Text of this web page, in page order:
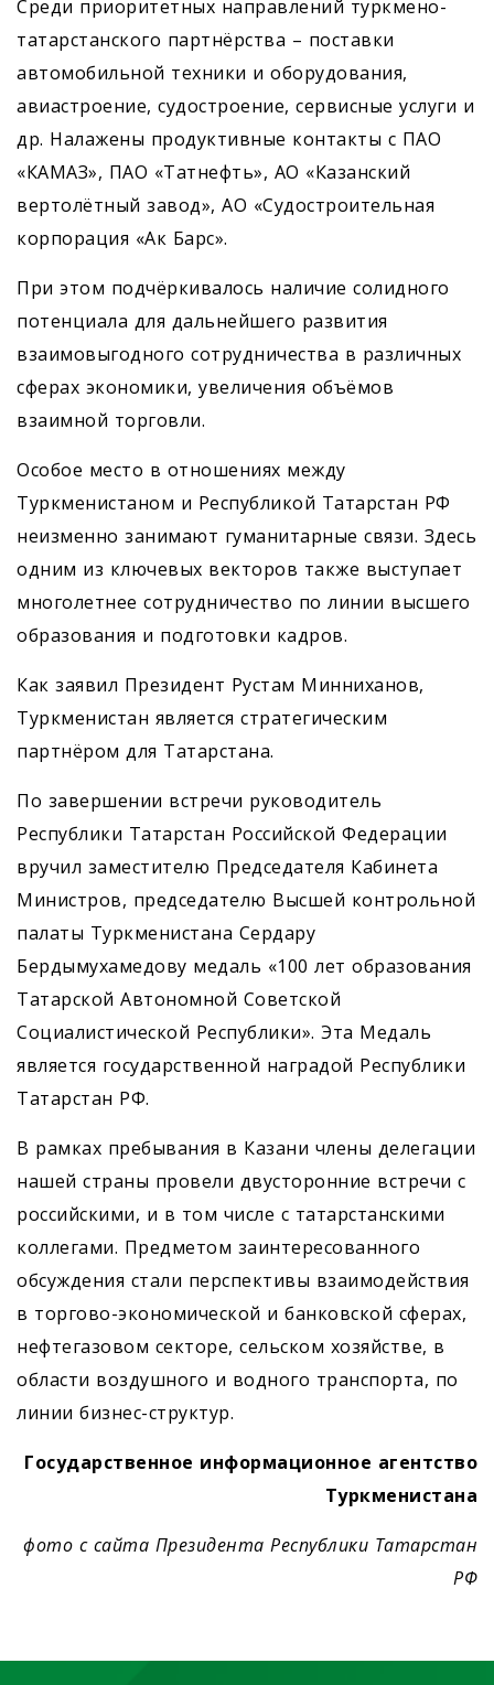
Среди приоритетных направлений туркмено-
татарстанского партнёрства – поставки
автомобильной техники и оборудования,
авиастроение, судостроение, сервисные услуги и
др. Налажены продуктивные контакты с ПАО
«КАМАЗ», ПАО «Татнефть», АО «Казанский
вертолётный завод», АО «Судостроительная
корпорация «Ак Барс».
При этом подчёркивалось наличие солидного
потенциала для дальнейшего развития
взаимовыгодного сотрудничества в различных
сферах экономики, увеличения объёмов
взаимной торговли.
Особое место в отношениях между
Туркменистаном и Республикой Татарстан РФ
неизменно занимают гуманитарные связи. Здесь
одним из ключевых векторов также выступает
многолетнее сотрудничество по линии высшего
образования и подготовки кадров.
Как заявил Президент Рустам Минниханов,
Туркменистан является стратегическим
партнёром для Татарстана.
По завершении встречи руководитель
Республики Татарстан Российской Федерации
вручил заместителю Председателя Кабинета
Министров, председателю Высшей контрольной
палаты Туркменистана Сердару
Бердымухамедову медаль «100 лет образования
Татарской Автономной Советской
Социалистической Республики». Эта Медаль
является государственной наградой Республики
Татарстан РФ.
В рамках пребывания в Казани члены делегации
нашей страны провели двусторонние встречи с
российскими, и в том числе с татарстанскими
коллегами. Предметом заинтересованного
обсуждения стали перспективы взаимодействия
в торгово-экономической и банковской сферах,
нефтегазовом секторе, сельском хозяйстве, в
области воздушного и водного транспорта, по
линии бизнес-структур.
Государственное информационное агентство
Туркменистана
фото с сайта Президента Республики Татарстан
РФ